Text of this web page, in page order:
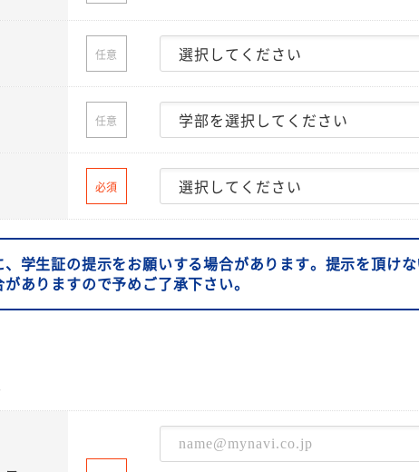
任意
任意
必須
、学生証の提示をお願いする場合があります。提示を頂け
ありますので予めご了承下さい。